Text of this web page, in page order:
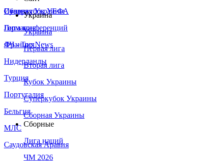
Сборная Украины
Италия
Германия
Франция
Нидерланды
Турция
Португалия
Бельгия
МЛС
Саудовская Аравия
Суперкубок УЕФА
Лига конференций
ЛЧ - Top News
Украина
Украина
Первая лига
Вторая лига
Кубок Украины
Суперкубок Украины
Сборная Украины
Сборные
Лига наций
ЧМ 2026